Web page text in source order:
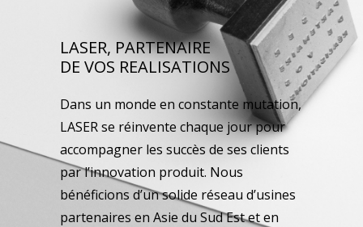
LASER, PARTENAIRE
DE VOS REALISATIONS
Dans un monde en constante mutation,
LASER se réinvente chaque jour pour
accompagner les succès de ses clients
par l’innovation produit. Nous
bénéficions d’un solide réseau d’usines
partenaires en Asie du Sud Est et en